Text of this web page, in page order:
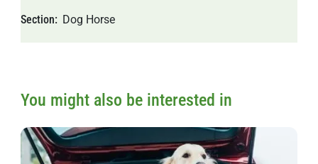
Section Dog Horse
You might also be interested in